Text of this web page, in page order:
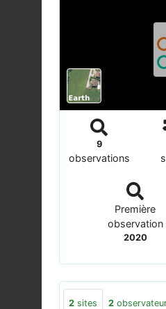
9
observations
Première
observation
2020
2 sites 2